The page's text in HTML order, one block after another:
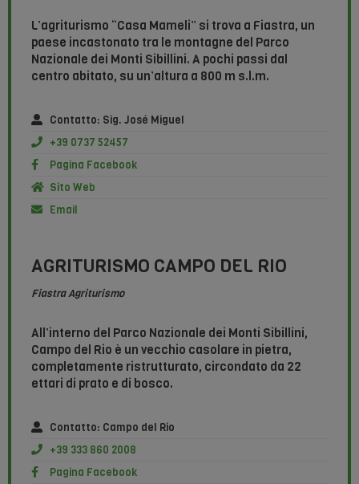
L’agriturismo “Casa Mameli” si trova a Fiastra, un
paese incastonato tra le montagne del Parco
Nazionale dei Monti Sibillini. A pochi passi dal
centro abitato, su un’altura a 800 m s.l.m.
Contatto: Sig. José Miguel
+39 0737 52457
Pagina Facebook
Sito Web
Email
AGRITURISMO CAMPO DEL RIO
Fiastra Agriturismo
All’interno del Parco Nazionale dei Monti Sibillini,
Campo del Rio è un vecchio casolare in pietra,
completamente ristrutturato, circondato da 22
ettari di prato e di bosco.
Contatto: Campo del Rio
+39 333 860 2008
Pagina Facebook